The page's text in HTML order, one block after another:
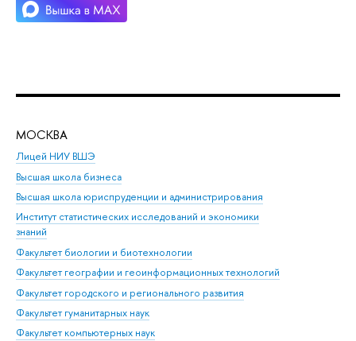
МОСКВА
Лицей НИУ ВШЭ
Высшая школа бизнеса
Высшая школа юриспруденции и администрирования
Институт статистических исследований и экономики
знаний
Факультет биологии и биотехнологии
Факультет географии и геоинформационных технологий
Факультет городского и регионального развития
Факультет гуманитарных наук
Факультет компьютерных наук